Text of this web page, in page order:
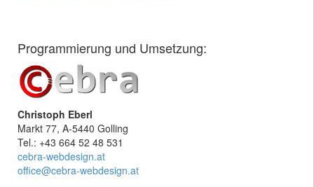
Programmierung und Umsetzung:
Christoph Eberl
Markt 77, A-5440 Golling
Tel.: +43 664 52 48 531
cebra-webdesign.at
office@cebra-webdesign.at